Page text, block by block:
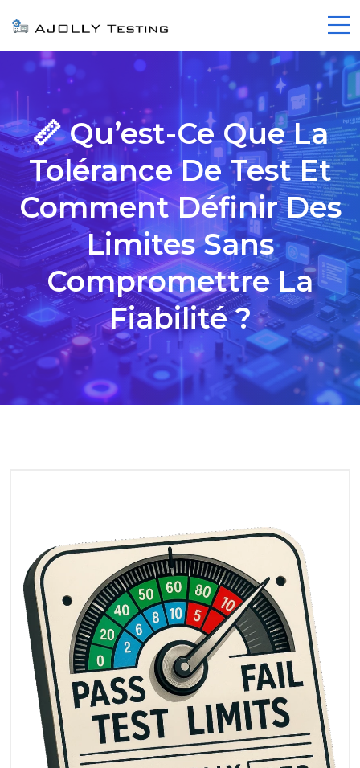
📏 Qu’est-Ce Que La
Tolérance De Test Et
Comment Définir Des
Limites Sans
Compromettre La
Fiabilité ?